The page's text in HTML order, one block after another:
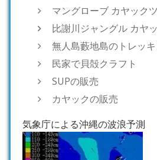
マングローブ カヤック
比謝川ジャングル カヤ
無人島藪地島のトレッ
民家で貝殻クラフト
SUPの販売
カヤックの販売
気象庁による沖縄の波浪予測